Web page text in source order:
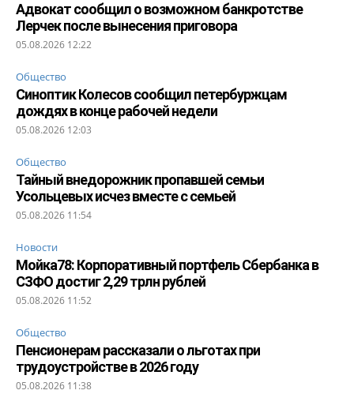
Адвокат сообщил о возможном банкротстве
Лерчек после вынесения приговора
05.08.2026 12:22
Общество
Синоптик Колесов сообщил петербуржцам
дождях в конце рабочей недели
05.08.2026 12:03
Общество
Тайный внедорожник пропавшей семьи
Усольцевых исчез вместе с семьей
05.08.2026 11:54
Новости
Мойка78: Корпоративный портфель Сбербанка в
СЗФО достиг 2,29 трлн рублей
05.08.2026 11:52
Общество
Пенсионерам рассказали о льготах при
трудоустройстве в 2026 году
05.08.2026 11:38